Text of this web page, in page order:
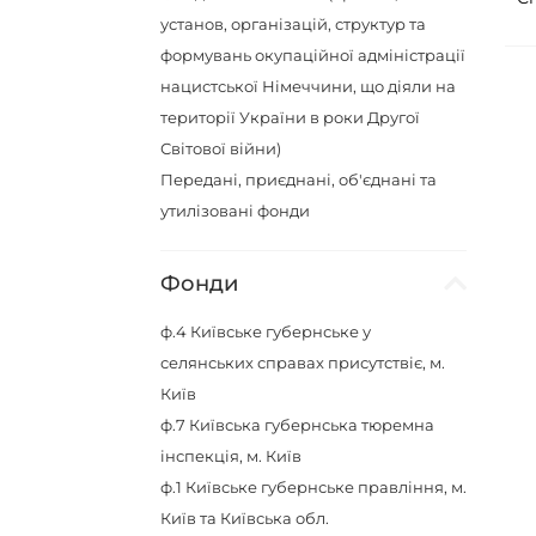
установ, організацій, структур та
формувань окупаційної адміністрації
нацистської Німеччини, що діяли на
території України в роки Другої
Світової війни)
Передані, приєднані, об'єднані та
утилізовані фонди
Фонди
ф.4 Київське губернське у
селянських справах присутствіє, м.
Київ
ф.7 Київська губернська тюремна
інспекція, м. Київ
ф.1 Київське губернське правління, м.
Київ та Київська обл.